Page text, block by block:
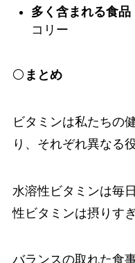
多く含まれる食品
コリー
⚪️ まとめ
ビタミンは私たちの
り、それぞれ異なる
水溶性ビタミンは毎
性ビタミンは摂りす
バランスの取れた食